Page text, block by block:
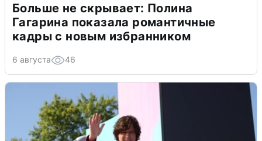
Больше не скрывает: Полина
Гагарина показала романтичные
кадры с новым избранником
6 августа 46